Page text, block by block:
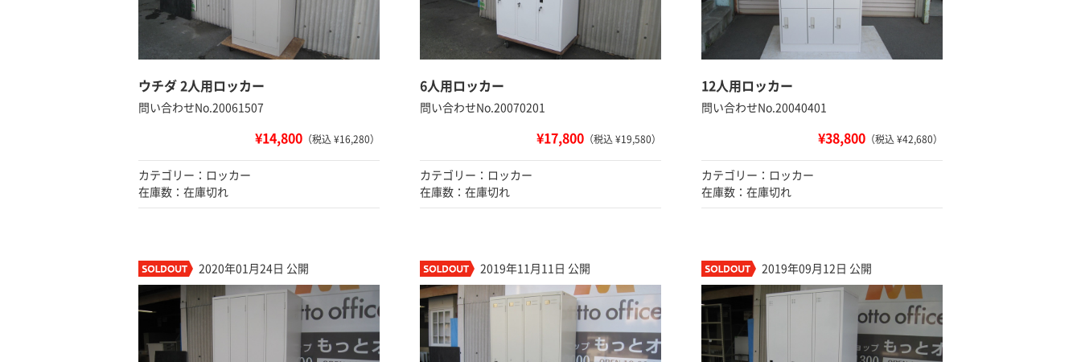
ウチダ 2人用ロッカー
問い合わせNo.20061507
¥14,800 （税込 ¥16,280）
カテゴリー：ロッカー
在庫数：在庫切れ
6人用ロッカー
問い合わせNo.20070201
¥17,800 （税込 ¥19,580）
カテゴリー：ロッカー
在庫数：在庫切れ
12人用ロッカー
問い合わせNo.20040401
¥38,800 （税込 ¥42,680）
カテゴリー：ロッカー
在庫数：在庫切れ
2020年01月24日 公開 2019年11月11日 公開 2019年09月12日 公開